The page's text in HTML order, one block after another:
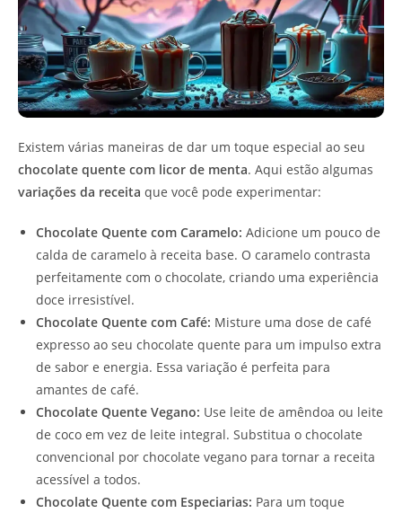
Existem várias maneiras de dar um toque especial ao seu
chocolate quente com licor de menta. Aqui estão algumas
variações da receita que você pode experimentar:
Chocolate Quente com Caramelo: Adicione um pouco de
calda de caramelo à receita base. O caramelo contrasta
perfeitamente com o chocolate, criando uma experiência
doce irresistível.
Chocolate Quente com Café: Misture uma dose de café
expresso ao seu chocolate quente para um impulso extra
de sabor e energia. Essa variação é perfeita para
amantes de café.
Chocolate Quente Vegano: Use leite de amêndoa ou leite
de coco em vez de leite integral. Substitua o chocolate
convencional por chocolate vegano para tornar a receita
acessível a todos.
Chocolate Quente com Especiarias: Para um toque